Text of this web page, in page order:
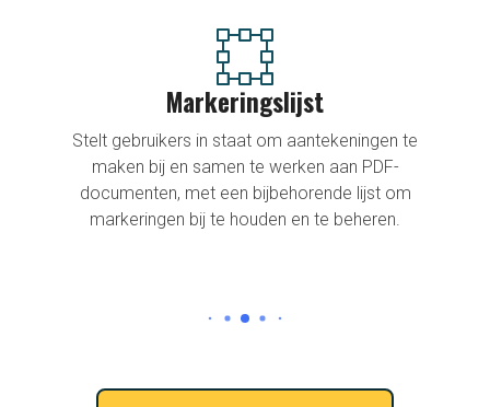
Revu Metingen
Gereedschappen voor het berekenen van lengte,
oppervlakte, omtrek en meer, waarmee elementen
in PDF-documenten nauwkeurig worden
gekwantificeerd.